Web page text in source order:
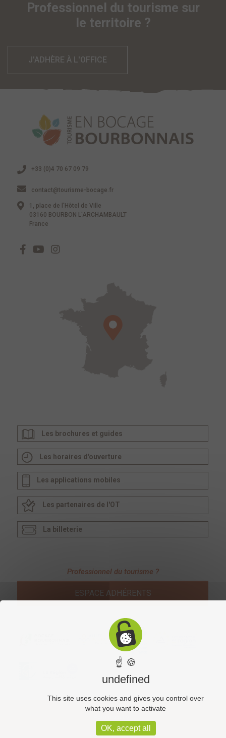
Professionnel du tourisme sur
le territoire ?
J'ADHÈRE À L'OFFICE
+33 (0)4 70 67 09 79
contact@tourisme-bocage.fr
1, place de l'Hôtel de Ville
03160 BOURBON L'ARCHAMBAULT
France
Les brochures et guides
Les horaires d'ouverture
Les applications mobiles
Les partenaires de l'OT
La billeterie
Professionnel du tourisme ?
ESPACE ADHÉRENTS
☝ 🍪
undefined
This site uses cookies and gives you control over
what you want to activate
OK, accept all